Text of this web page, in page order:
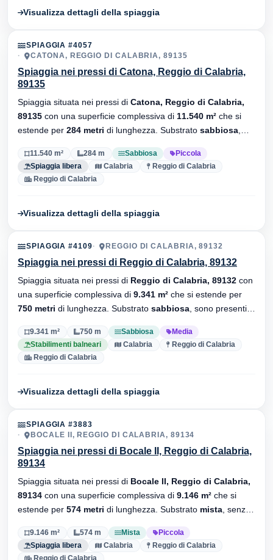
Visualizza dettagli della spiaggia
SPIAGGIA #4057
CATONA, REGGIO DI CALABRIA, 89135
Spiaggia nei pressi di Catona, Reggio di Calabria,
89135
Spiaggia situata nei pressi di Catona, Reggio di Calabria,
89135 con una superficie complessiva di 11.540 m² che si
estende per 284 metri di lunghezza. Substrato sabbiosa
11.540 m² 284 m Sabbiosa
Piccola
Spiaggia libera
Calabria
Reggio di Calabria
Reggio di Calabria
Visualizza dettagli della spiaggia
SPIAGGIA #4109 REGGIO DI CALABRIA, 89132
Spiaggia nei pressi di Reggio di Calabria, 89132
Spiaggia situata nei pressi di Reggio di Calabria, 89132 con
una superficie complessiva di 9.341 m² che si estende per
750 metri di lunghezza. Substrato sabbiosa , sono presenti
9.341 m² 750 m Sabbiosa
Media
Stabilimenti balneari
Calabria
Reggio di Calabria
Reggio di Calabria
Visualizza dettagli della spiaggia
SPIAGGIA #3883
BOCALE II, REGGIO DI CALABRIA, 89134
Spiaggia nei pressi di Bocale II, Reggio di Calabria,
89134
Spiaggia situata nei pressi di Bocale II, Reggio di Calabria,
89134 con una superficie complessiva di 9.146 m² che si
estende per 574 metri di lunghezza. Substrato mista , senza
9.146 m² 574 m Mista
Piccola
Spiaggia libera
Calabria
Reggio di Calabria
Reggio di Calabria